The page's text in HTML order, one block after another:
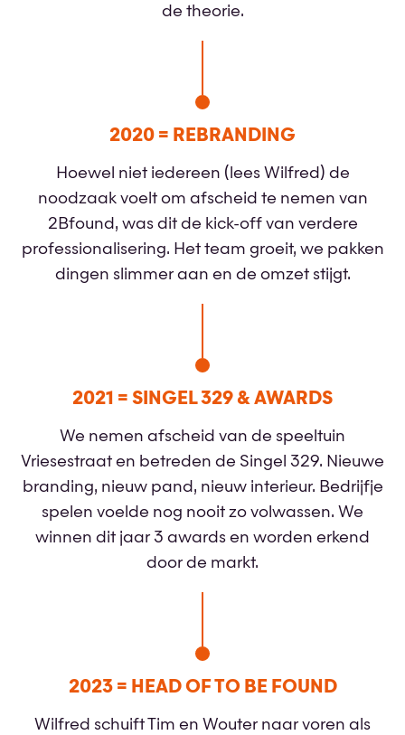
de theorie.
2020 = REBRANDING
Hoewel niet iedereen (lees Wilfred) de
noodzaak voelt om afscheid te nemen van
2Bfound, was dit de kick-off van verdere
professionalisering. Het team groeit, we pakken
dingen slimmer aan en de omzet stijgt.
2021 = SINGEL 329 & AWARDS
We nemen afscheid van de speeltuin
Vriesestraat en betreden de Singel 329. Nieuwe
branding, nieuw pand, nieuw interieur. Bedrijfje
spelen voelde nog nooit zo volwassen. We
winnen dit jaar 3 awards en worden erkend
door de markt.
2023 = HEAD OF TO BE FOUND
Wilfred schuift Tim en Wouter naar voren als